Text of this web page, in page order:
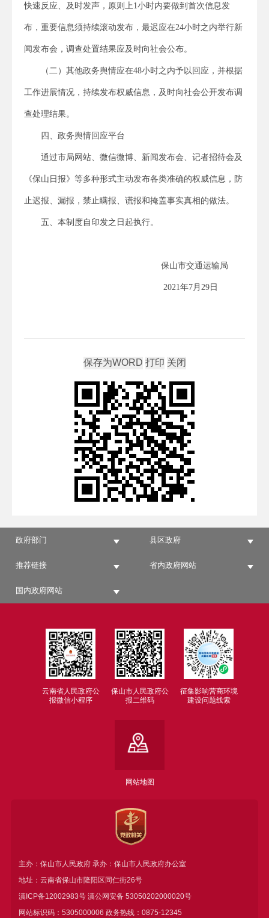
快速反应、及时发声，原则上1小时内要做到首次信息发
布，重要信息须持续滚动发布，最迟应在24小时之内举行新
闻发布会，调查处置结果应及时向社会公布。
（二）其他政务舆情应在48小时之内予以回应，并根据
工作进展情况，持续发布权威信息，及时向社会公开发布调
查处理结果。
四、政务舆情回应平台
通过市局网站、微信微博、新闻发布会、记者招待会及
《保山日报》等多种形式主动发布各类准确的权威信息，防
止迟报、漏报，禁止瞒报、谎报和掩盖事实真相的做法。
五、本制度自印发之日起执行。
保山市交通运输局
2021年7月29日
政府部门 县区政府
推荐链接 省内政府网站
国内政府网站
云南省人民政府公
报微信小程序
保山市人民政府公
报二维码
征集影响营商环境
建设问题线索
网站地图
主办：保山市人民政府 承办：保山市人民政府办公室
地址：云南省保山市隆阳区同仁街26号
滇ICP备12002983号滇公网安备 53050202000020号
网站标识码：5305000006 政务热线：0875-12345